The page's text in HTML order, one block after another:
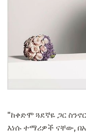
"ከቀድሞ ጓደኛዬ ጋር
እነሱ ተማሪዎች ናቸው,